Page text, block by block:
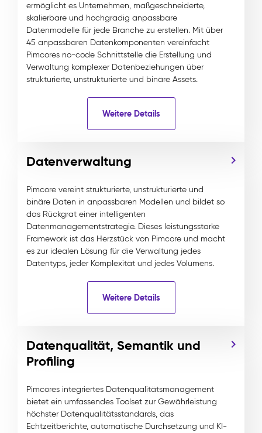
ermöglicht es Unternehmen, maßgeschneiderte,
skalierbare und hochgradig anpassbare
Datenmodelle für jede Branche zu erstellen. Mit über
45 anpassbaren Datenkomponenten vereinfacht
Pimcores no-code Schnittstelle die Erstellung und
Verwaltung komplexer Datenbeziehungen über
strukturierte, unstrukturierte und binäre Assets.
Weitere Details
Datenverwaltung
Pimcore vereint strukturierte, unstrukturierte und
binäre Daten in anpassbaren Modellen und bildet so
das Rückgrat einer intelligenten
Datenmanagementstrategie. Dieses leistungsstarke
Framework ist das Herzstück von Pimcore und macht
es zur idealen Lösung für die Verwaltung jedes
Datentyps, jeder Komplexität und jedes Volumens.
Weitere Details
Datenqualität, Semantik und
Profiling
Pimcores integriertes Datenqualitätsmanagement
bietet ein umfassendes Toolset zur Gewährleistung
höchster Datenqualitätsstandards, das
Echtzeitberichte, automatische Durchsetzung und KI-